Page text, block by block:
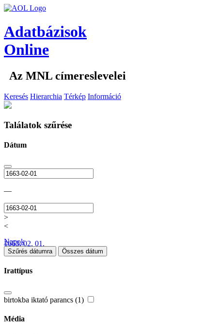
Adatbázisok
Online
Az MNL címereslevelei
Keresés Hierarchia Térkép Információ
Találatok szűrése
Dátum
—
>
<
1663. 02. 01.
Napok
Szűrés dátumra Összes dátum
Irattípus
birtokba iktató parancs (1)
Média